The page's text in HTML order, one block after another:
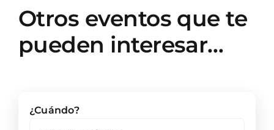
Otros eventos que te
pueden interesar…
¿Cuándo?